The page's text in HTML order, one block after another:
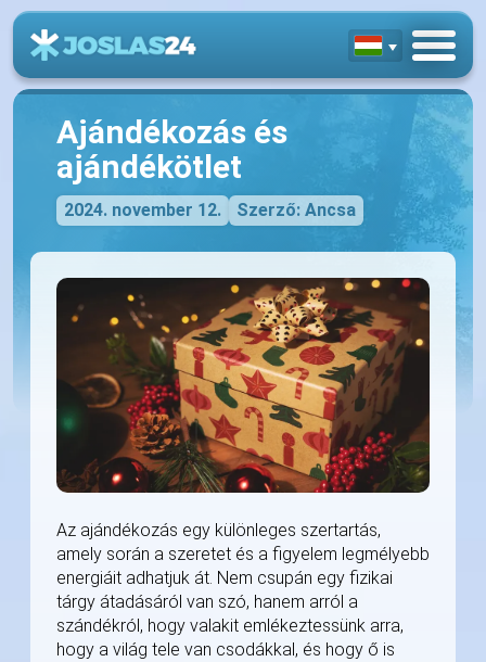
Ajándékozás és
ajándékötlet
2024. november 12. Szerző: Ancsa
Az ajándékozás egy különleges szertartás,
amely során a szeretet és a figyelem legmélyebb
energiáit adhatjuk át. Nem csupán egy fizikai
tárgy átadásáról van szó, hanem arról a
szándékról, hogy valakit emlékeztessünk arra,
hogy a világ tele van csodákkal, és hogy ő is